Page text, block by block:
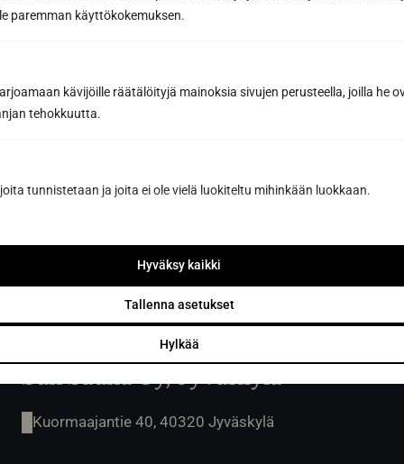
paremman käyttökokemuksen.
kävijöille räätälöityjä mainoksia sivujen perusteella, joilla he
tehokkuutta.
tunnistetaan ja joita ei ole vielä luokiteltu mihinkään luokkaan.
Hylkää
Tallenna asetukset
Hyväksy kaikki
Tilaamalla hyväksyt Sun Sauna Oy:ntietosuojaselosteen.
Voit peruttaa liittymisen koska tahansa, eikä se sido sinua
Kuormaajantie 40, 40320 Jyväskylä